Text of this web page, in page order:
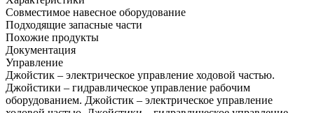
Совместимое навесное оборудование
Подходящие запасные части
Похожие продукты
Документация
Управление
Джойстик – электрическое управление ходовой частью.
Джойстики – гидравлическое управление рабочим
оборудованием. Джойстик – электрическое управление